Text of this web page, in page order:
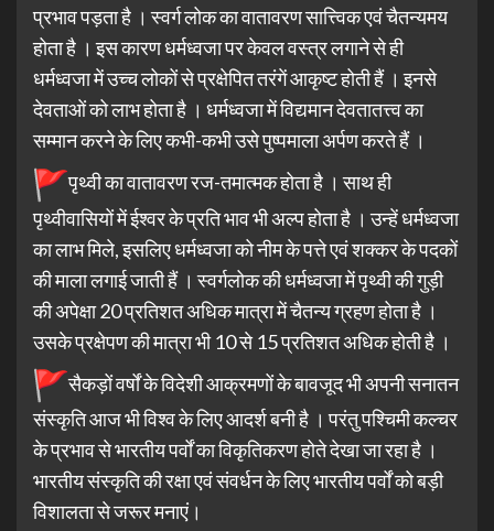
प्रभाव पड़ता है । स्वर्ग लोक का वातावरण सात्त्विक एवं चैतन्यमय
होता है । इस कारण धर्मध्वजा पर केवल वस्त्र लगाने से ही
धर्मध्वजा में उच्च लोकों से प्रक्षेपित तरंगें आकृष्ट होती हैं । इनसे
देवताओं को लाभ होता है । धर्मध्वजा में विद्यमान देवतातत्त्व का
सम्मान करने के लिए कभी-कभी उसे पुष्पमाला अर्पण करते हैं ।
पृथ्वी का वातावरण रज-तमात्मक होता है । साथ ही
पृथ्वीवासियों में ईश्वर के प्रति भाव भी अल्प होता है । उन्हें धर्मध्वजा
का लाभ मिले, इसलिए धर्मध्वजा को नीम के पत्ते एवं शक्कर के पदकों
की माला लगाई जाती हैं । स्वर्गलोक की धर्मध्वजा में पृथ्वी की गुड़ी
की अपेक्षा 20 प्रतिशत अधिक मात्रा में चैतन्य ग्रहण होता है ।
उसके प्रक्षेपण की मात्रा भी 10 से 15 प्रतिशत अधिक होती है ।
सैकड़ों वर्षों के विदेशी आक्रमणों के बावजूद भी अपनी सनातन
संस्कृति आज भी विश्व के लिए आदर्श बनी है । परंतु पश्चिमी कल्चर
के प्रभाव से भारतीय पर्वों का विकृतिकरण होते देखा जा रहा है ।
भारतीय संस्कृति की रक्षा एवं संवर्धन के लिए भारतीय पर्वों को बड़ी
विशालता से जरूर मनाएं।